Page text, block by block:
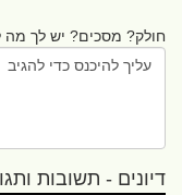
חולק? מסכים? יש לך מה
דיונים - תשובות